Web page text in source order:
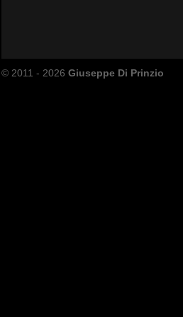
© 2011 - 2026 Giuseppe Di Prinzio